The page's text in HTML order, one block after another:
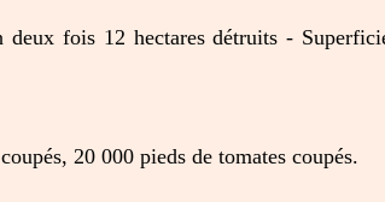
deux fois 12 hectares détruits -
20 000 pieds de tomates coupés.